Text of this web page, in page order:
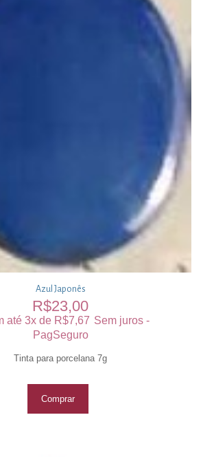
Azul Japonês
R$23,00
até 3x de R$7,67 Sem juros -
PagSeguro
Tinta para porcelana 7g
Comprar